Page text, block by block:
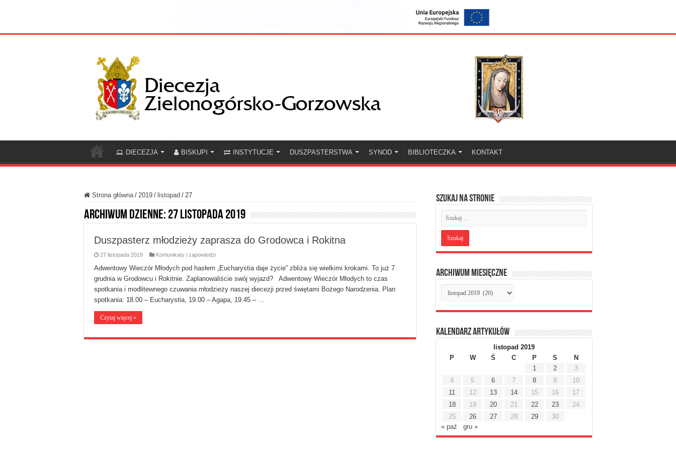
DIECEZJA BISKUPI INSTYTUCJE DUSZPASTERSTWA SYNOD BIBLIOTECZKA KONTAKT
Strona główna / 2019 / listopad / 27
Archiwum dzienne: 27 listopada 2019
Duszpasterz młodzieży zaprasza do Grodowca i Rokitna
27 listopada 2019 Komunikaty i zapowiedzi
Adwentowy Wieczór Młodych pod hasłem „Eucharystia daje życie” zbliża się wielkimi krokami. To już 7
grudnia w Grodowcu i Rokitnie. Zaplanowaliście swój wyjazd? Adwentowy Wieczór Młodych to czas
spotkania i modlitewnego czuwania młodzieży naszej diecezji przed świętami Bożego Narodzenia. Plan
spotkania: 18.00 – Eucharystia, 19.00 – Agapa, 19.45 – …
Czytaj więcej »
Szukaj na stronie
Archiwum miesięczne
Archiwum
miesięczne
Kalendarz artykułów
listopad 2019
P
W Ś C P S
N
1
2
3
4
5 6 7 8 9
10
11
12 13 14 15 16
17
18
19 20 21 22 23
24
25
26 27 28 29
30
« paź
gru »